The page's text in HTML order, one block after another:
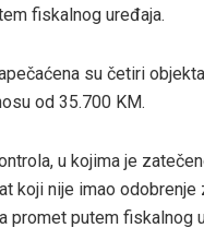
fiskalnog uređaja.
su četiri
od 35.700 KM.
u kojima je
koji nije imao
promet putem fiskalnog